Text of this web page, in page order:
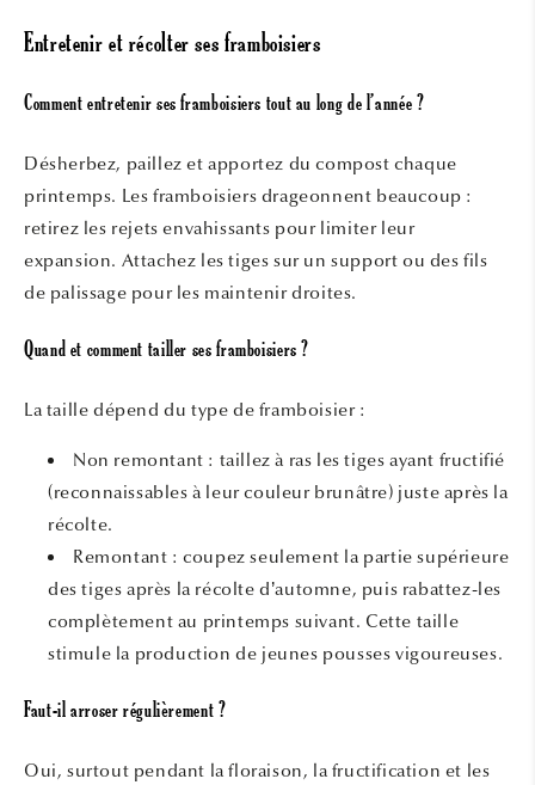
Entretenir et récolter ses framboisiers
Comment entretenir ses framboisiers tout au long de l’année ?
Désherbez, paillez et apportez du compost chaque
printemps. Les framboisiers drageonnent beaucoup :
retirez les rejets envahissants pour limiter leur
expansion. Attachez les tiges sur un support ou des fils
de palissage pour les maintenir droites.
Quand et comment tailler ses framboisiers ?
La taille dépend du type de framboisier :
Non remontant : taillez à ras les tiges ayant fructifié
(reconnaissables à leur couleur brunâtre) juste après la
récolte.
Remontant : coupez seulement la partie supérieure
des tiges après la récolte d’automne, puis rabattez-les
complètement au printemps suivant. Cette taille
stimule la production de jeunes pousses vigoureuses.
Faut-il arroser régulièrement ?
Oui, surtout pendant la floraison, la fructification et les